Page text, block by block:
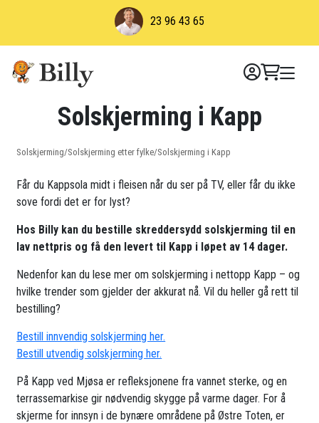
23 96 43 65
Solskjerming i Kapp
Solskjerming/Solskjerming etter fylke/Solskjerming i Kapp
Får du Kappsola midt i fleisen når du ser på TV, eller får du ikke
sove fordi det er for lyst?
Hos Billy kan du bestille skreddersydd solskjerming til en
lav nettpris og få den levert til Kapp i løpet av 14 dager.
Nedenfor kan du lese mer om solskjerming i nettopp Kapp – og
hvilke trender som gjelder der akkurat nå. Vil du heller gå rett til
bestilling?
Bestill innvendig solskjerming her.
Bestill utvendig solskjerming her.
På Kapp ved Mjøsa er refleksjonene fra vannet sterke, og en
terrassemarkise gir nødvendig skygge på varme dager. For å
skjerme for innsyn i de bynære områdene på Østre Toten, er